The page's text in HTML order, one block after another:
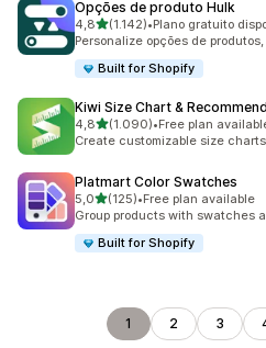
Opções de produto Hulk
4,8de 5 estrelas
(1.142)
1142 total de avaliações
•Plano gratuito
Personalize opções de
Built for Shopify
Kiwi Size Chart &
4,8de 5 estrelas
(1.090)
1090 total de avaliações
•Free plan
Create customizable size
Platmart Color Swatches
5,0de 5 estrelas
(125)
125 total de avaliações
•Free plan available
Group products with swatches
Built for Shopify
1 2 3